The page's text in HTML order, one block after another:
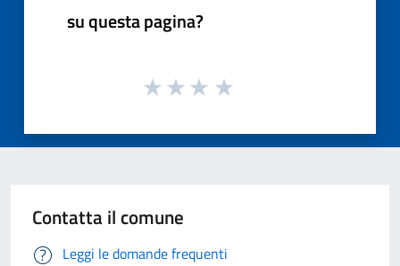
su questa pagina?
Contatta il comune
Leggi le domande frequenti